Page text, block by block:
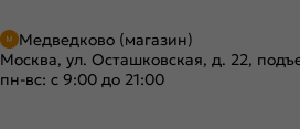
Медведково (магазин)
Москва, ул. Осташковская, д. 22,
пн-вс: с 9:00 до 21:00